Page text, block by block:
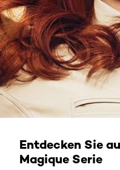
Entdecken Sie
Magique Serie